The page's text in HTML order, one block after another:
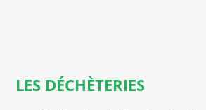
LES DÉCHÈTERIES